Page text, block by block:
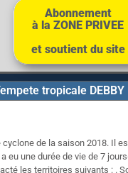
Abonnement
à la ZONE PRIVEE
et soutient du site
tropicale DEBBY
cyclone de la saison 2018. Il
eu une durée de vie de 7
les territoires suivants : .